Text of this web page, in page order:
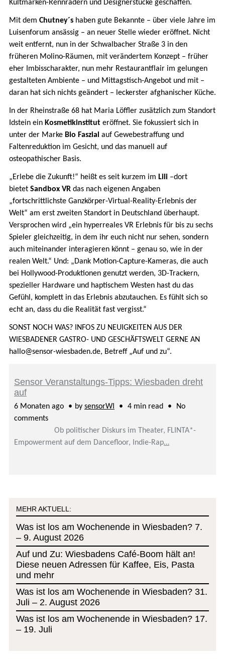
Kultmarken-Rennrädern und Designerstücke geschaffen.
Mit dem Chutney´s haben gute Bekannte – über viele Jahre im
Luisenforum ansässig – an neuer Stelle wieder eröffnet. Nicht
weit entfernt, nun in der Schwalbacher Straße 3 in den
früheren Molino-Räumen, mit verändertem Konzept – früher
eher Imbisscharakter, nun mehr Restaurantflair im gelungen
gestalteten Ambiente – und Mittagstisch-Angebot und mit –
daran hat sich nichts geändert – leckerster afghanischer Küche.
In der Rheinstraße 68 hat Maria Löffler zusätzlich zum Standort
Idstein ein Kosmetikinstitut eröffnet. Sie fokussiert sich in
unter der Marke Bio Faszial auf Gewebestraffung und
Faltenreduktion im Gesicht, und das manuell auf
osteopathischer Basis.
„Erlebe die Zukunft!“ heißt es seit kurzem im Lili –dort
bietet Sandbox VR das nach eigenen Angaben
„fortschrittlichste Ganzkörper-Virtual-Reality-Erlebnis der
Welt“ am erst zweiten Standort in Deutschland überhaupt.
Versprochen wird „ein hyperreales VR Erlebnis für bis zu sechs
Spieler gleichzeitig, in dem ihr euch nicht nur sehen, sondern
auch miteinander interagieren könnt – genau so, wie in der
realen Welt.“ Und: „Dank Motion-Capture-Kameras, die auch
bei Hollywood-Produktionen genutzt werden, 3D-Trackern,
spezieller Hardware und haptischem Westen hast du das
Gefühl, komplett in das Erlebnis abzutauchen. Es fühlt sich so
echt an, dass du die Realität fast vergisst.“
SONST NOCH WAS? INFOS ZU NEUIGKEITEN AUS DER
WIESBADENER GASTRO- UND GESCHÄFTSWELT GERNE AN
hallo@sensor-wiesbaden.de, Betreff „Auf und zu“.
Sensor Veranstaltungs-Tipps: Wiesbaden dreht
auf
6 Monaten ago by sensorWI 4 min read
No
comments
Ob politischer Diskurs im Theater, FLINTA*-
Empowerment auf dem Dancefloor, Indie-Rap…
MEHR AKTUELL:
Was ist los am Wochenende in Wiesbaden? 7.
– 9. August 2026
Auf und Zu: Wiesbadens Café-Boom hält an!
Diese neuen Adressen für Kaffee, Eis, Pasta
und mehr
Was ist los am Wochenende in Wiesbaden? 31.
Juli – 2. August 2026
Was ist los am Wochenende in Wiesbaden? 17.
– 19. Juli